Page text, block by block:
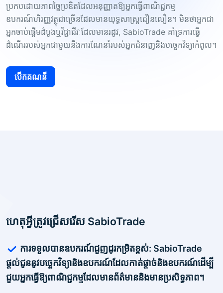
ប្រកបដោយភាពច្នៃប្រឌិតដែលអនុញ្ញាតឱ្យអ្នកធ្វើពាណិជ្ជកម្ម
ឧបករណ៍ហិរញ្ញវត្ថុជាច្រើនដែលមានយុទ្ធសាស្រ្តជឿនលឿន។ មិនថាអ្នកជា
អ្នកចាប់ផ្តើមដំបូងឬវិជ្ជាជីវៈដែលមានរដូវ, SabioTrade គាំទ្រការធ្វើ
ដំណើររបស់អ្នកជាមួយនឹងការណែនាំរបស់អ្នកជំនាញនិងបច្ចេកវិទ្យាកំពូល។
បើក​គណនី
ហេតុអ្វីត្រូវជ្រើសរើស SabioTrade
ការទទួលបានឧបករណ៍ជួញដូរកម្រិតខ្ពស់: SabioTrade
ផ្តល់ជូននូវបច្ចេកវិទ្យានិងឧបករណ៍ដែលកាត់ផ្តាច់និងឧបករណ៍ដើម្បី
ជួយអ្នកធ្វើឱ្យពាណិជ្ជកម្មដែលមានព័ត៌មាននិងមានប្រសិទ្ធភាព។